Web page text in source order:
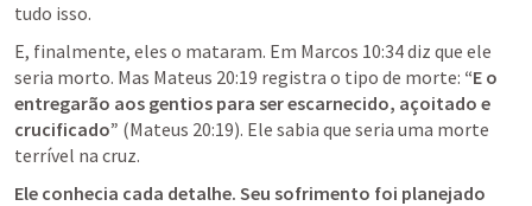
tudo isso.
E, finalmente, eles o mataram. Em Marcos 10:34 diz que ele
seria morto. Mas Mateus 20:19 registra o tipo de morte: “E o
entregarão aos gentios para ser escarnecido, açoitado e
crucificado” (Mateus 20:19). Ele sabia que seria uma morte
terrível na cruz.
Ele conhecia cada detalhe. Seu sofrimento foi planejado